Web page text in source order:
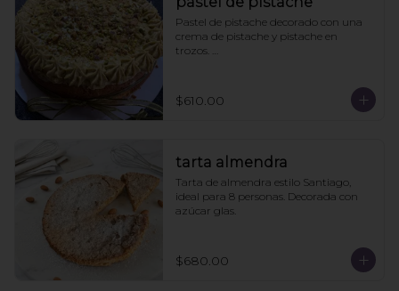
Pastel de pistache decorado con una
crema de pistache y pistache en
trozos.
los que les guste más el pan húmedo.
6 personas
$610.00
tarta almendra
Tarta de almendra estilo Santiago,
ideal para 8 personas. Decorada con
azúcar glas.
$680.00